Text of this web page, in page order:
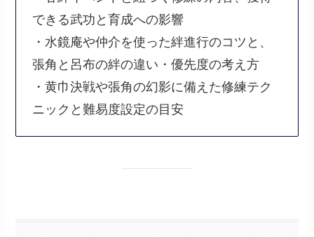
できる武功と育成への影響
・水鏡庵や仲介を使った絆進行のコツと、
張角と呂布の絆の違い・優先度の考え方
・黄巾決戦や張角の幻影に備えた修練テク
ニックと難易度設定の目安